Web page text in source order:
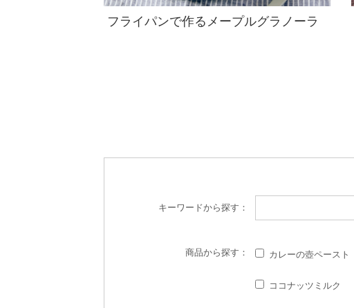
フライパンで作るメープルグラノーラ
キーワードから探す：
商品から探す： カレーの壺ペースト
ココナッツミルク